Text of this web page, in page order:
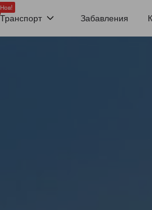
Нов!
Транспорт Забавления